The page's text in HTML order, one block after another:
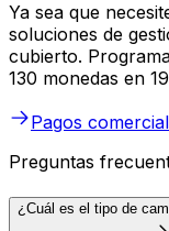
Ya sea que
soluciones de
cubierto.
130 monedas en
Pagos
Preguntas
¿Cuál es el tipo de